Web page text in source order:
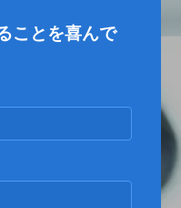
ことを喜んで